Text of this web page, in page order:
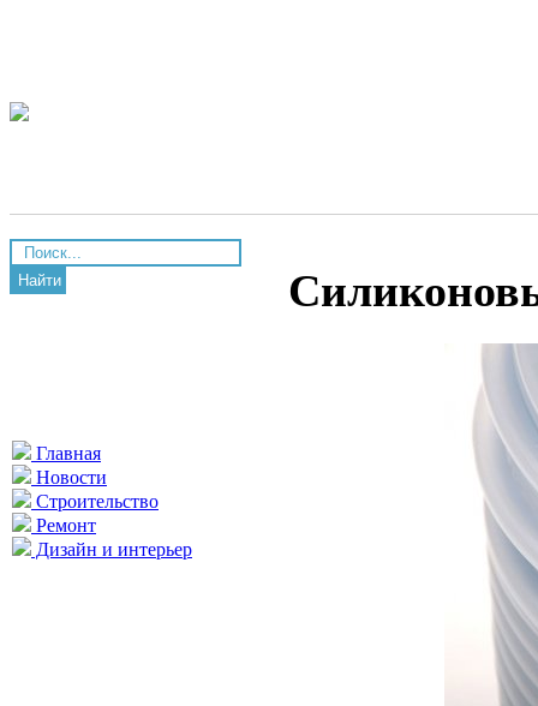
Найти
Главная
Новости
Строительство
Ремонт
Дизайн и интерьер